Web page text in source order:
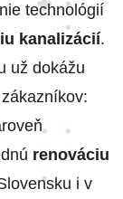
technológií
kanalizácií.
už dokážu
renováciu
i v